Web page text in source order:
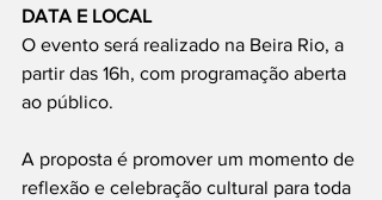
DATA E LOCAL
O evento será realizado na Beira Rio, a
partir das 16h, com programação aberta
ao público.
A proposta é promover um momento de
reflexão e celebração cultural para toda